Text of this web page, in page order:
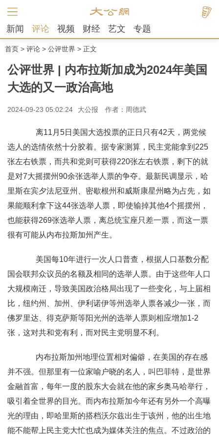
新闻 评论 视频 财经 艺文 专题
首页 > 评论 > 公评世界 > 正文
公评世界 | 内布拉斯加成为2024年美国
大选的又一政治高地
2024-09-23 05:02:24 大公报 作者：周德武
离11月5日美国大选投票的正日只有42天，两党候
选人的选情依然十分胶着。据专家测算，民主党能拿到225
张左右铁票，而共和党则可获得220张左右铁票，剩下的就
是对7大摇摆州90余张选举人票的争夺。最新民调显示，哈
里斯在宾夕法尼亚州、密歇根州和威斯康星州略为占先，如
果能顺利拿下这44张选举人票，即使输掉其他4个摇摆州，
也能获得269张选举人票，离总统宝座只差一票，而这一票
很有可能从内布拉斯加州产生。
美国每10年进行一次人口普查，根据人口基数分配
国会联邦众议员的名额及相同的选举人票。由于这些年人口
大规模南迁，导致美国政治格局出现了一些变化，与上届相
比，纽约州、加州、伊利诺伊等州选举人票各减少一张，而
佛罗里达、得克萨斯等阳光州的选举人票则相应增加1-2
张，这对共和党有利，而对民主党明显不利。
内布拉斯加州地理位置相对偏僻，在美国的存在感
并不强。但那里有一位家喻户晓的名人，叫巴菲特，是世界
金融首富，每年一度的股东大会就在他的家乡奥马哈举行，
吸引着全世界的目光。而内布拉斯加今年还有另外一个高曝
光的理由，即哈里斯的搭档沃尔兹出生于该州，他的出生地
能不能帮上民主党大忙也成为媒体关注的焦点。不过政治的